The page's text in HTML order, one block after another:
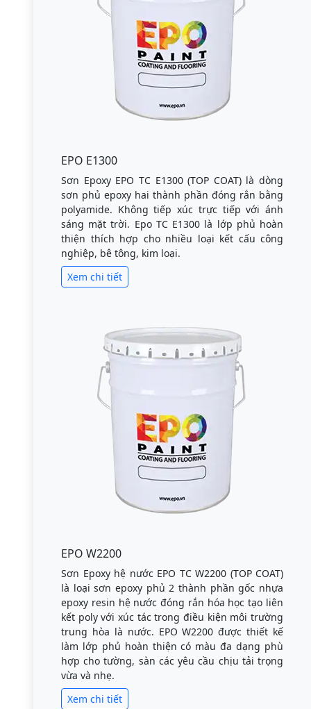
EPO E1300
Sơn Epoxy EPO TC E1300 (TOP COAT) là dòng
sơn phủ epoxy hai thành phần đóng rắn bằng
polyamide. Không tiếp xúc trực tiếp với ánh
sáng mặt trời. Epo TC E1300 là lớp phủ hoàn
thiện thích hợp cho nhiều loại kết cấu công
nghiệp, bê tông, kim loại.
Xem chi tiết
EPO W2200
Sơn Epoxy hệ nước EPO TC W2200 (TOP COAT)
là loại sơn epoxy phủ 2 thành phần gốc nhựa
epoxy resin hệ nước đóng rắn hóa học tạo liên
kết poly với xúc tác trong điều kiện môi trường
trung hòa là nước. EPO W2200 được thiết kế
làm lớp phủ hoàn thiện có màu đa dạng phù
hợp cho tường, sàn các yêu cầu chịu tải trọng
vừa và nhẹ.
Xem chi tiết